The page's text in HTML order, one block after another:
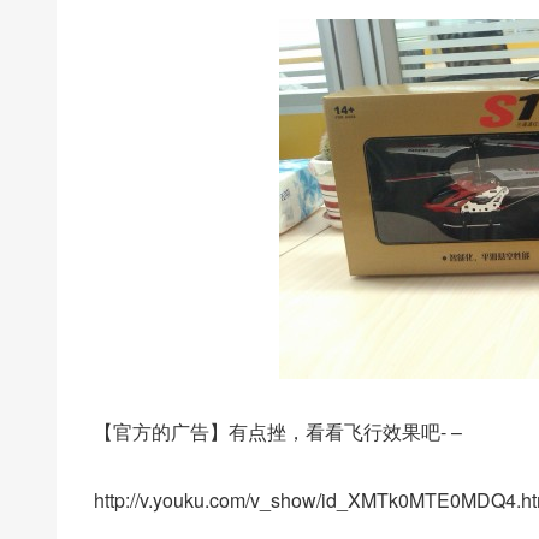
【官方的广告】有点挫，看看飞行效果吧- –
http://v.youku.com/v_show/